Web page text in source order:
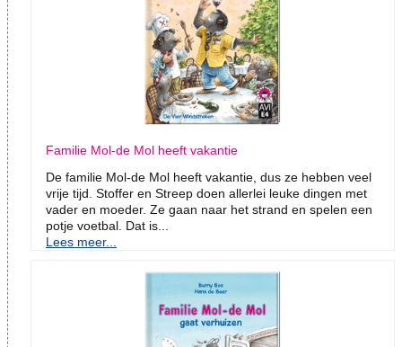
Familie Mol-de Mol heeft vakantie
De familie Mol-de Mol heeft vakantie, dus ze hebben veel
vrije tijd. Stoffer en Streep doen allerlei leuke dingen met
vader en moeder. Ze gaan naar het strand en spelen een
potje voetbal. Dat is...
Lees meer...